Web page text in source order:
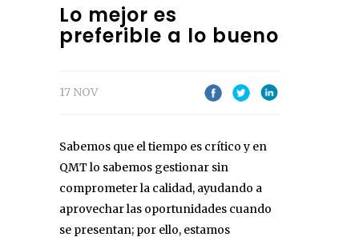
Lo mejor es
preferible a lo bueno
17 NOV
Sabemos que el tiempo es crítico y en
QMT lo sabemos gestionar sin
comprometer la calidad, ayudando a
aprovechar las oportunidades cuando
se presentan; por ello, estamos